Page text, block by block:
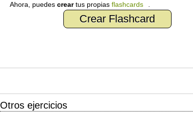
Ahora, puedes creartus propias flashcards
Crear Flashcard
Otros ejercicios